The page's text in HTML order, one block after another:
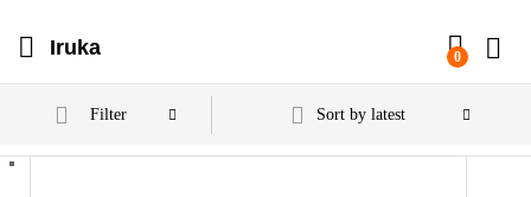
Iruka 0
Filter Sort by latest